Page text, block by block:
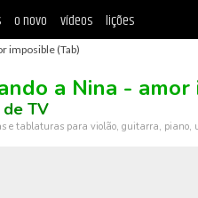
o novo vídeos lições
imposible (Tab)
a Nina -
de TV
e tablaturas para violão, guitarra, piano,